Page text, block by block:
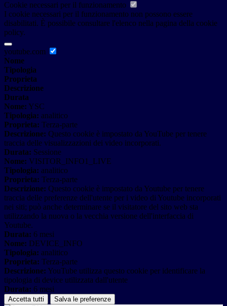
Cookie necessari per il funzionamento
I cookie necessari per il funzionamento non possono essere
disabilitati. È possibile consultare l'elenco nella pagina della cookie
policy.
youtube.com
Nome
Tipologia
Proprieta
Descrizione
Durata
Nome: YSC
Tipologia: analitico
Proprieta: Terza-parte
Descrizione: Questo cookie è impostato da YouTube per tenere
traccia delle visualizzazioni dei video incorporati.
Durata: Sessione
Nome: VISITOR_INFO1_LIVE
Tipologia: analitico
Proprieta: Terza-parte
Descrizione: Questo cookie è impostato da Youtube per tenere
traccia delle preferenze dell'utente per i video di Youtube incorporati
nei siti; può anche determinare se il visitatore del sito web sta
utilizzando la nuova o la vecchia versione dell'interfaccia di
Youtube.
Durata: 6 mesi
Nome: DEVICE_INFO
Tipologia: analitico
Proprieta: Terza-parte
Descrizione: YouTube utilizza questo cookie per identificare la
tipologia di device utilizzata dall'utente
Durata: 6 mesi
Accetta tutti Salva le preferenze